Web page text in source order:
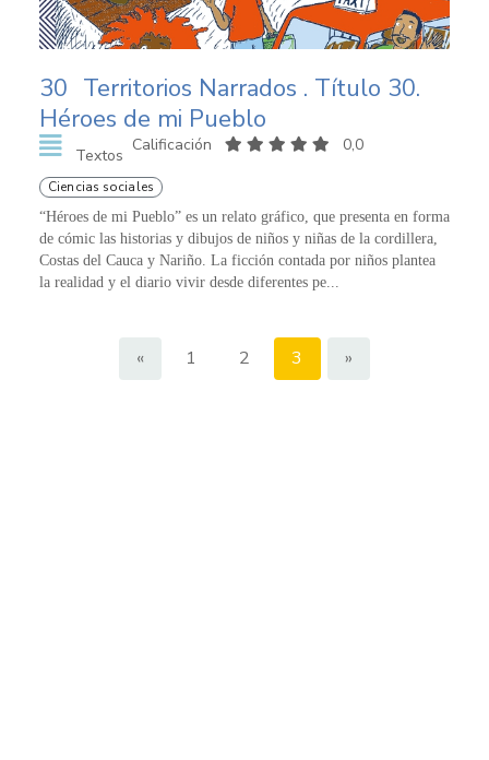
30 Territorios Narrados . Título 30.
Héroes de mi Pueblo
Textos
Calificación 0,0
Ciencias sociales
“Héroes de mi Pueblo” es un relato gráfico, que presenta en forma
de cómic las historias y dibujos de niños y niñas de la cordillera,
Costas del Cauca y Nariño. La ficción contada por niños plantea
la realidad y el diario vivir desde diferentes pe...
« 1 2 3 »